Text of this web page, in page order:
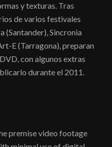
y texturas. Tras
de varios festivales
(Santander), Sincronia
E (Tarragona), preparan
con algunos extras
durante el 2011.
premise video footage